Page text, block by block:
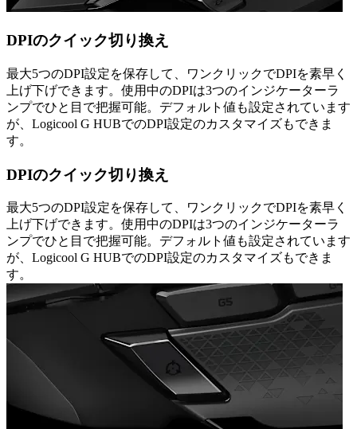
DPIのクイック切り換え
最大5つのDPI設定を保存して、ワンクリックでDPIを素早く
上げ下げできます。使用中のDPIは3つのインジケーターラ
ンプでひと目で把握可能。デフォルト値も設定されています
が、Logicool G HUBでのDPI設定のカスタマイズもできま
す。
DPIのクイック切り換え
最大5つのDPI設定を保存して、ワンクリックでDPIを素早く
上げ下げできます。使用中のDPIは3つのインジケーターラ
ンプでひと目で把握可能。デフォルト値も設定されています
が、Logicool G HUBでのDPI設定のカスタマイズもできま
す。